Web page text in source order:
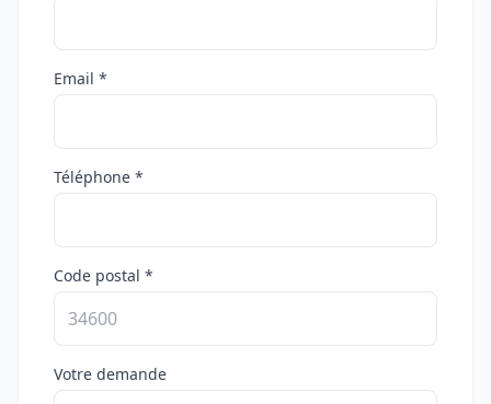
Email *
Téléphone *
Code postal *
Votre demande